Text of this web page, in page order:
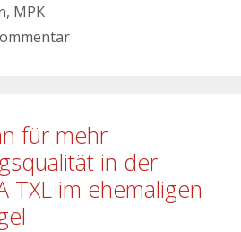
, MPK
für mehr
in der
TXL im ehemaligen